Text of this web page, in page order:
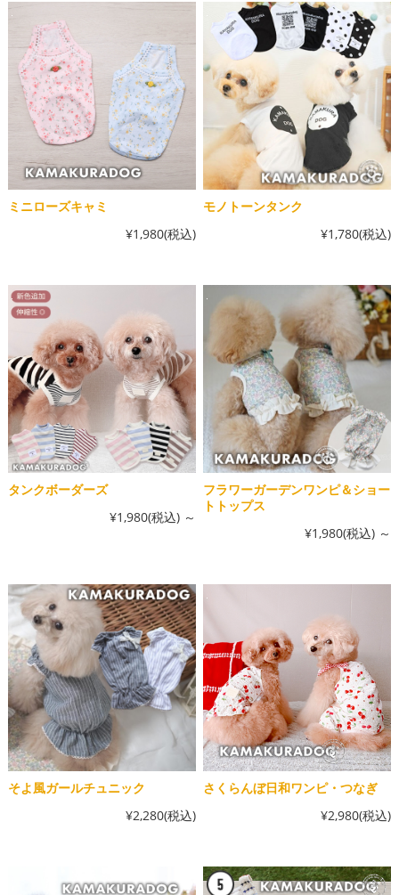
ミニローズキャミ
¥1,980(税込)
モノトーンタンク
¥1,780(税込)
タンクボーダーズ
¥1,980(税込) ～
フラワーガーデンワンピ＆ショー
トトップス
¥1,980(税込) ～
そよ風ガールチュニック
¥2,280(税込)
さくらんぼ日和ワンピ・つなぎ
¥2,980(税込)